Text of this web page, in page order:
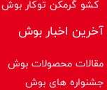
کشو گرمکن توکار بوش
آخرین اخبار بوش
مقالات محصولات بوش
جشنواره های بوش